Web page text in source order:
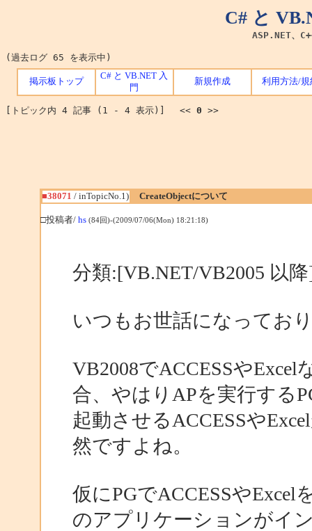
C# と
ASP.NET、
(過去ログ 65 を表示中)
掲示板トップ
C# と VB.NET 入
門
新規作成 利用方法/規
[トピック内 4 記事 (1 - 4 表示)] << 0 >>
■38071 / inTopicNo.1) CreateObjectについて
□投稿者/hs (84回)-(2009/07/06(Mon) 18:21:18)
分類:[VB.NET/VB2005 以
いつもお世話になってお
VB2008でACCESSやExcel
合、やはりAPを実行する
起動させるACCESSや
然ですよね。
仮にPGでACCESSや
のアプリケーションがイ